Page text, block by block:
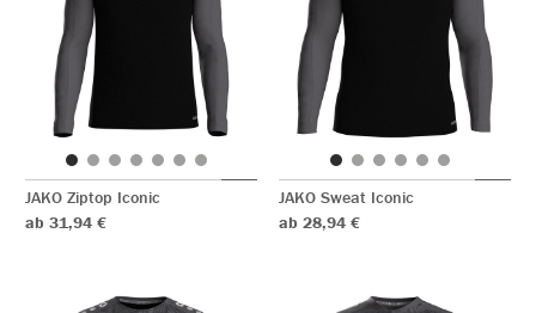
JAKO Ziptop Iconic
ab 31,94 €
JAKO Sweat Iconic
ab 28,94 €